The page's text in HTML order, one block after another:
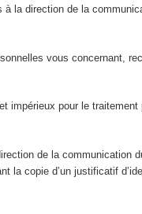
la direction de la
vous concernant,
pour le
de la communication
la copie d’un justificatif